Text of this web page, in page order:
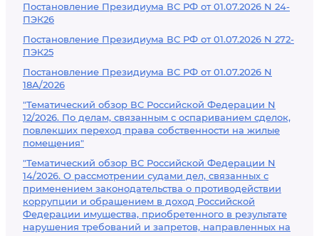
Постановление Президиума ВС РФ от 01.07.2026 N 24-
ПЭК26
Постановление Президиума ВС РФ от 01.07.2026 N 272-
ПЭК25
Постановление Президиума ВС РФ от 01.07.2026 N
18А/2026
"Тематический обзор ВС Российской Федерации N
12/2026. По делам, связанным с оспариванием сделок,
повлекших переход права собственности на жилые
помещения"
"Тематический обзор ВС Российской Федерации N
14/2026. О рассмотрении судами дел, связанных с
применением законодательства о противодействии
коррупции и обращением в доход Российской
Федерации имущества, приобретенного в результате
нарушения требований и запретов, направленных на